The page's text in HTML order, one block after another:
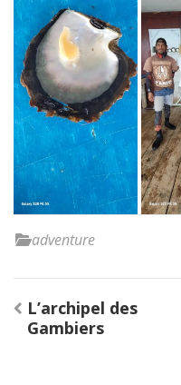
adventure
Navigation
de
L’archipel des
Gambiers